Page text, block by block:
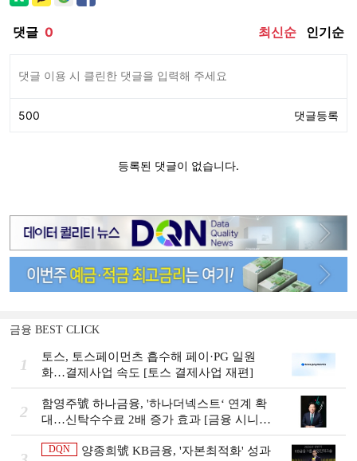
금융 BEST CLICK
1
토스, 토스페이먼츠 흡수해 페이·PG 일원
화…결제사업 속도 [토스 결제사업 재편]
2
함영주號 하나금융, '하나더넥스트‘ 연계 확
대…신탁수수료 2배 증가 효과 [금융 시니어
비즈니스 돋보기]
DQN
양종희號 KB금융, '자본최적화' 성과